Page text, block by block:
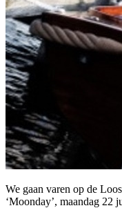
We gaan varen op de
‘Moonday’, maandag 22